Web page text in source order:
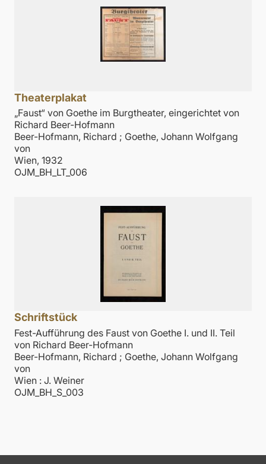
Theaterplakat
„Faust“ von Goethe im Burgtheater, eingerichtet von
Richard Beer-Hofmann
Beer-Hofmann, Richard ; Goethe, Johann Wolfgang
von
Wien, 1932
OJM_BH_LT_006
Schriftstück
Fest-Aufführung des Faust von Goethe I. und II. Teil
von Richard Beer-Hofmann
Beer-Hofmann, Richard ; Goethe, Johann Wolfgang
von
Wien : J. Weiner
OJM_BH_S_003